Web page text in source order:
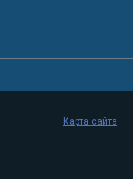
Карта сайта